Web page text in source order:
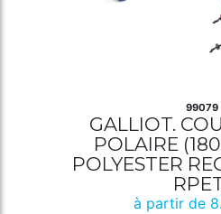
99079
GALLIOT.
POLAIRE
POLYESTER
à partir de